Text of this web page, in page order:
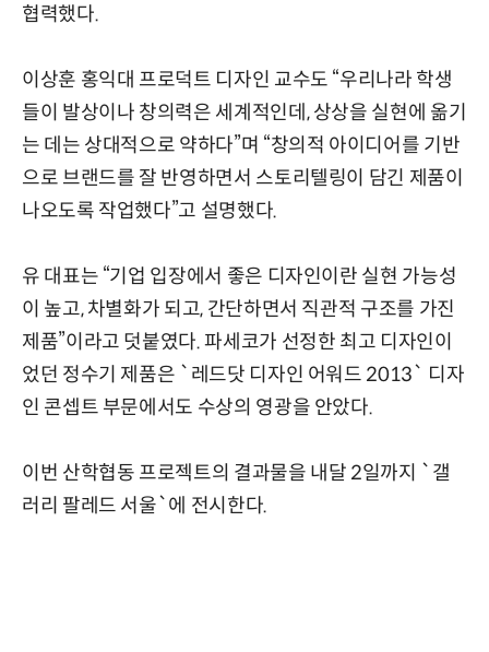
협력했다.
이상훈 홍익대 프로덕트 디자인 교수도 “우리나라 학생
들이 발상이나 창의력은 세계적인데, 상상을 실현에 옮기
는 데는 상대적으로 약하다”며 “창의적 아이디어를 기반
으로 브랜드를 잘 반영하면서 스토리텔링이 담긴 제품이
나오도록 작업했다”고 설명했다.
유 대표는 “기업 입장에서 좋은 디자인이란 실현 가능성
이 높고, 차별화가 되고, 간단하면서 직관적 구조를 가진
제품”이라고 덧붙였다. 파세코가 선정한 최고 디자인이
었던 정수기 제품은 `레드닷 디자인 어워드 2013` 디자
인 콘셉트 부문에서도 수상의 영광을 안았다.
이번 산학협동 프로젝트의 결과물을 내달 2일까지 `갤
러리 팔레드 서울`에 전시한다.